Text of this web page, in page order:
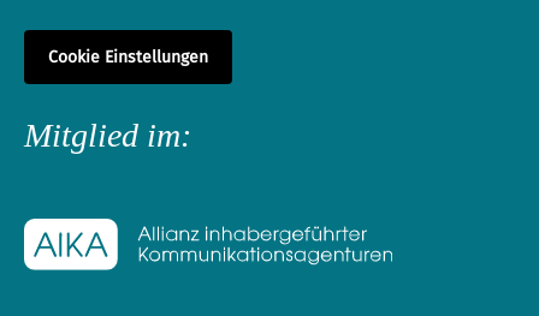
Cookie Einstellungen
Mitglied im: